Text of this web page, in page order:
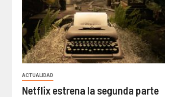
ACTUALIDAD
Netflix estrena la segunda parte